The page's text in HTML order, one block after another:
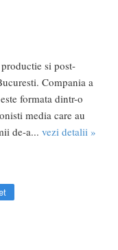
si post-
Compania a
formata dintr-o
media care au
de-a... vezi detalii »